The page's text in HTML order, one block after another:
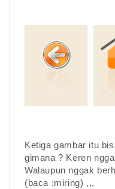
Ketiga gambar itu
gimana ? Keren
Walaupun nggak
(baca :miring) ,,,